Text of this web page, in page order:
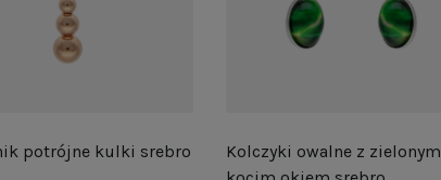
potrójne kulki srebro
Kolczyki owalne z zielonym